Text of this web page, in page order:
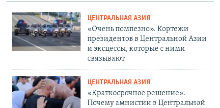
ЦЕНТРАЛЬНАЯ АЗИЯ
«Очень помпезно». Кортежи
президентов в Центральной Азии
и эксцессы, которые с ними
связывают
ЦЕНТРАЛЬНАЯ АЗИЯ
«Краткосрочное решение».
Почему амнистии в Центральной